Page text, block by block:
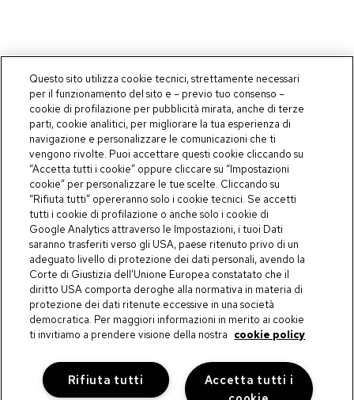
Nessun veicolo presente con i filtri utilizzati
Condizioni generali di servizio
Privacy Policy
Cookie Policy
Accessibilità
EUROCAR ITALIA S.R.L. con socio unico
Sede legale: Via Marie Curie, 17 - I - 39100 - BOLZANO
P.IVA e C.F. 02353310309 - Capitale sociale € 105.000,00 i.v. - REA BZ
229388
Iscrizione ufficio registro delle imprese di Bolzano, numero 02353310309
PEC eurocaritalia@pec.it
SOGGETTA ALLA DIREZIONE E COORDINAMENTO di VW AG -
Made inWeb Industry
Questo sito utilizza cookie tecnici, strettamente necessari
per il funzionamento del sito e – previo tuo consenso –
cookie di profilazione per pubblicità mirata, anche di terze
parti, cookie analitici, per migliorare la tua esperienza di
navigazione e personalizzare le comunicazioni che ti
vengono rivolte. Puoi accettare questi cookie cliccando su
“Accetta tutti i cookie” oppure cliccare su “Impostazioni
cookie” per personalizzare le tue scelte. Cliccando su
“Rifiuta tutti” opereranno solo i cookie tecnici. Se accetti
tutti i cookie di profilazione o anche solo i cookie di
Google Analytics attraverso le Impostazioni, i tuoi Dati
saranno trasferiti verso gli USA, paese ritenuto privo di un
adeguato livello di protezione dei dati personali, avendo la
Corte di Giustizia dell’Unione Europea constatato che il
diritto USA comporta deroghe alla normativa in materia di
protezione dei dati ritenute eccessive in una società
democratica. Per maggiori informazioni in merito ai cookie
ti invitiamo a prendere visione della nostra cookie policy
Accetta tutti i
Rifiuta tutti